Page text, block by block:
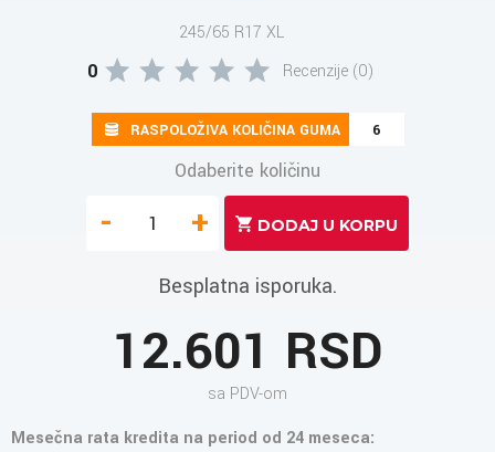
245/65 R17 XL
0 Recenzije (0)
RASPOLOŽIVA KOLIČINA GUMA 6
Odaberite količinu
- +
Besplatna isporuka.
12.601 RSD
sa PDV-om
Mesečna rata kredita na period od 24 meseca: